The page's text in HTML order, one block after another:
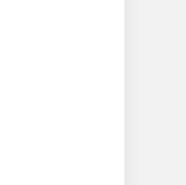
প্রধানমন্ত্রীকে চিঠি
ফোন তারেক
সঙ্কট
ডলার বিনিয়োগ